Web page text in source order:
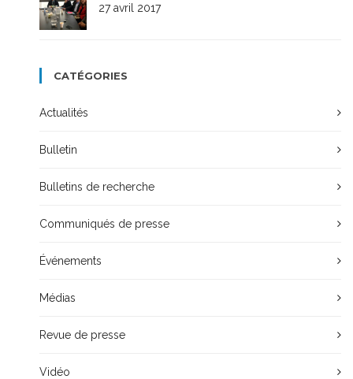
27 avril 2017
CATÉGORIES
Actualités
Bulletin
Bulletins de recherche
Communiqués de presse
Événements
Médias
Revue de presse
Vidéo